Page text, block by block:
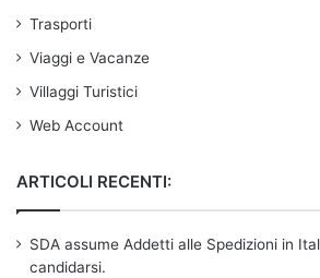
Trasporti
Viaggi e Vacanze
Villaggi Turistici
Web Account
ARTICOLI RECENTI:
SDA assume Addetti alle Spedizioni in
candidarsi.